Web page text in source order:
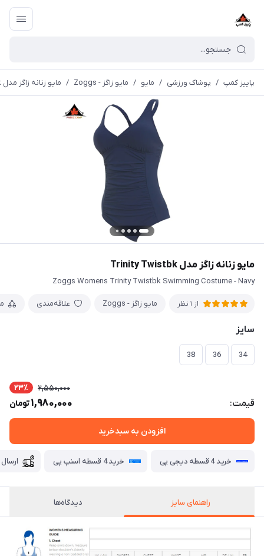
پاییز کمپ / پوشاک ورزشی / مايو / مایو زاگز - Zoggs / مایو زنانه زاگز مدل Trinity Twistbk
مایو زنانه زاگز مدل Trinity Twistbk
Zoggs Womens Trinity Twistbk Swimming Costume - Navy
از 1 نظر مایو زاگز - Zoggs علاقه‌مندی
سایز
34
36
38
قیمت:
2,550,000 23٪
1,980,000تومان
افزودن به سبدخرید
خرید 4 قسطه دیجی پی خرید 4 قسطه اسنپ پی
راهنمای سایز دیدگاه‌ها